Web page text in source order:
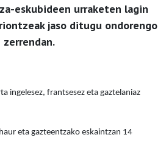
eskubideen urraketen lagin
jaso ditugu ondorengo
zerrendan.
ingelesez, frantsesez eta gaztelaniaz
eta gazteentzako eskaintzan 14